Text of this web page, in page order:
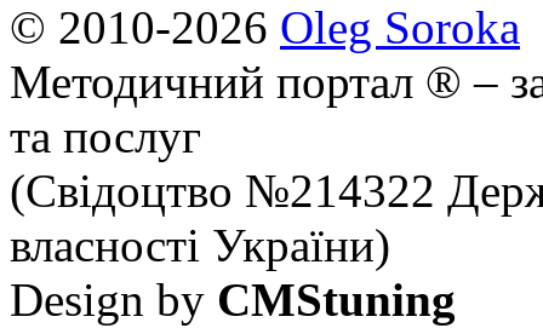
© 2010-2026 Oleg Soroka
Методичний портал ® –
та послуг
(Свідоцтво №214322
власності України)
Design by CMStuning